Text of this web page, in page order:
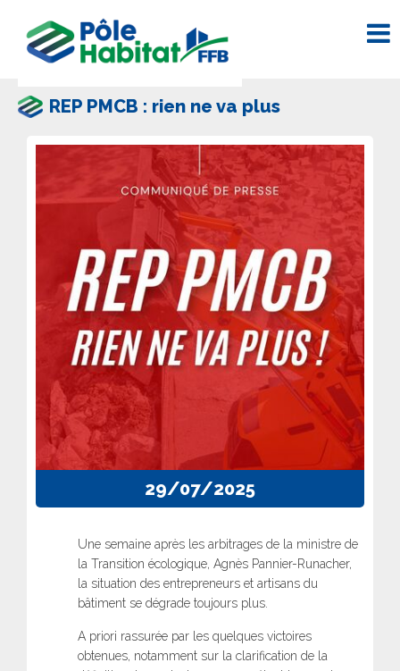
REP PMCB : rien ne va plus
29/07/2025
Une semaine après les arbitrages de la ministre de
la Transition écologique, Agnès Pannier-Runacher,
la situation des entrepreneurs et artisans du
bâtiment se dégrade toujours plus.
A priori rassurée par les quelques victoires
obtenues, notamment sur la clarification de la